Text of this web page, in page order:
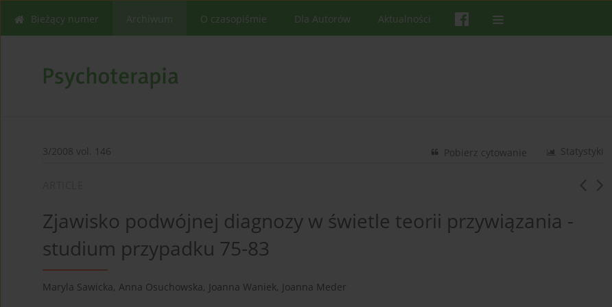
Bieżący numer Archiwum O czasopiśmie Dla Autorów Aktualności
3/2008 vol. 146 Statystyki
Pobierz cytowanie
Zjawisko podwójnej diagnozy w świetle teorii przywiązania -
studium przypadku 75-83
Maryla Sawicka, Anna Osuchowska, Joanna Waniek, Joanna Meder